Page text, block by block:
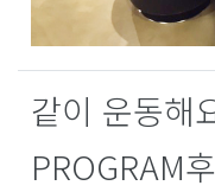
같이 운동해
PROGRAM